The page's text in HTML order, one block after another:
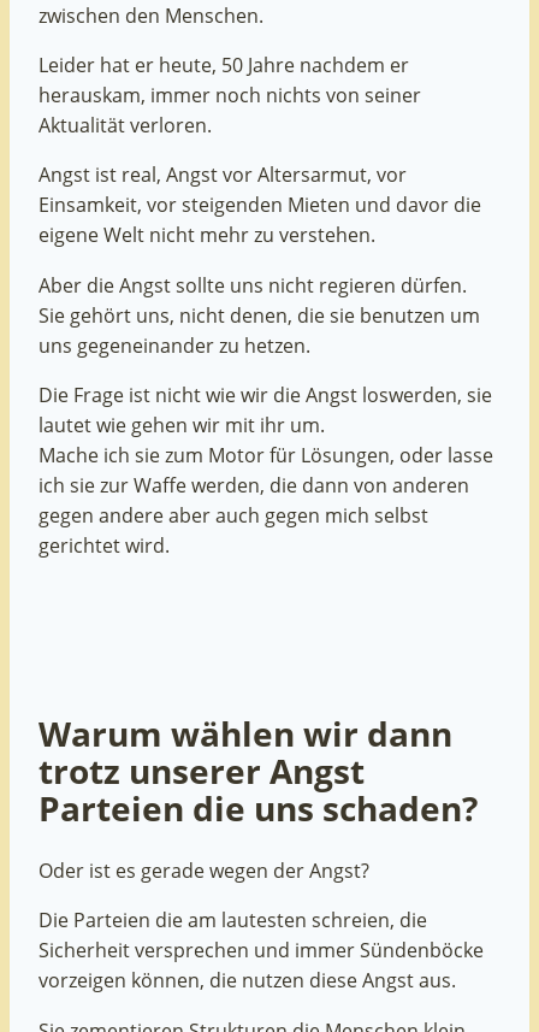
zwischen den Menschen.
Leider hat er heute, 50 Jahre nachdem er
herauskam, immer noch nichts von seiner
Aktualität verloren.
Angst ist real, Angst vor Altersarmut, vor
Einsamkeit, vor steigenden Mieten und davor die
eigene Welt nicht mehr zu verstehen.
Aber die Angst sollte uns nicht regieren dürfen.
Sie gehört uns, nicht denen, die sie benutzen um
uns gegeneinander zu hetzen.
Die Frage ist nicht wie wir die Angst loswerden, sie
lautet wie gehen wir mit ihr um.
Mache ich sie zum Motor für Lösungen, oder lasse
ich sie zur Waffe werden, die dann von anderen
gegen andere aber auch gegen mich selbst
gerichtet wird.
Warum wählen wir dann
trotz unserer Angst
Parteien die uns schaden?
Oder ist es gerade wegen der Angst?
Die Parteien die am lautesten schreien, die
Sicherheit versprechen und immer Sündenböcke
vorzeigen können, die nutzen diese Angst aus.